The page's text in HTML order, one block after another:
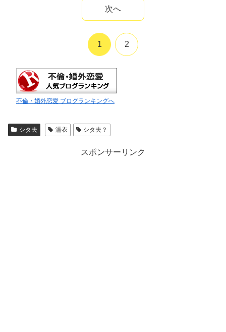
次へ
1 2
不倫・婚外恋愛 ブログランキングへ
シタ夫 濡衣 シタ夫？
スポンサーリンク